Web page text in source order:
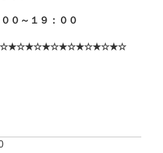
０～１９：００